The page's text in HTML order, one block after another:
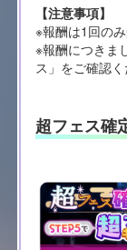
【注意事項】
※報酬は1回のみ
※報酬につきま
ス」をご確認く
超フェス確